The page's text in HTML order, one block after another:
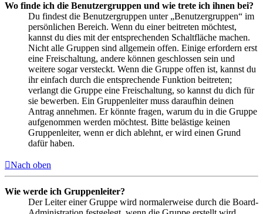
Wo finde ich die Benutzergruppen und wie trete ich ihnen bei?
Du findest die Benutzergruppen unter „Benutzergruppen“ im
persönlichen Bereich. Wenn du einer beitreten möchtest,
kannst du dies mit der entsprechenden Schaltfläche machen.
Nicht alle Gruppen sind allgemein offen. Einige erfordern erst
eine Freischaltung, andere können geschlossen sein und
weitere sogar versteckt. Wenn die Gruppe offen ist, kannst du
ihr einfach durch die entsprechende Funktion beitreten;
verlangt die Gruppe eine Freischaltung, so kannst du dich für
sie bewerben. Ein Gruppenleiter muss daraufhin deinen
Antrag annehmen. Er könnte fragen, warum du in die Gruppe
aufgenommen werden möchtest. Bitte belästige keinen
Gruppenleiter, wenn er dich ablehnt, er wird einen Grund
dafür haben.
Nach oben
Wie werde ich Gruppenleiter?
Der Leiter einer Gruppe wird normalerweise durch die Board-